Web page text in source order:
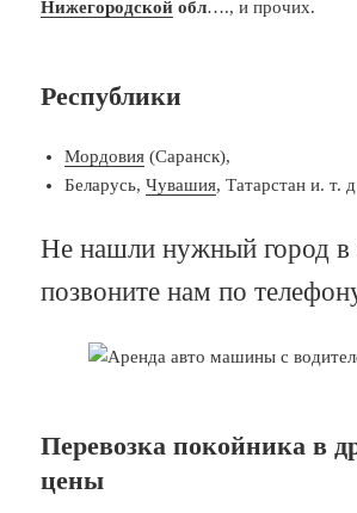
Нижегородской обл…., и прочих.
Республики
Мордовия (Саранск),
Беларусь,Чувашия, Татарстан и. т.
Не нашли нужный город в
позвоните нам по
Перевозка покойника в
цены